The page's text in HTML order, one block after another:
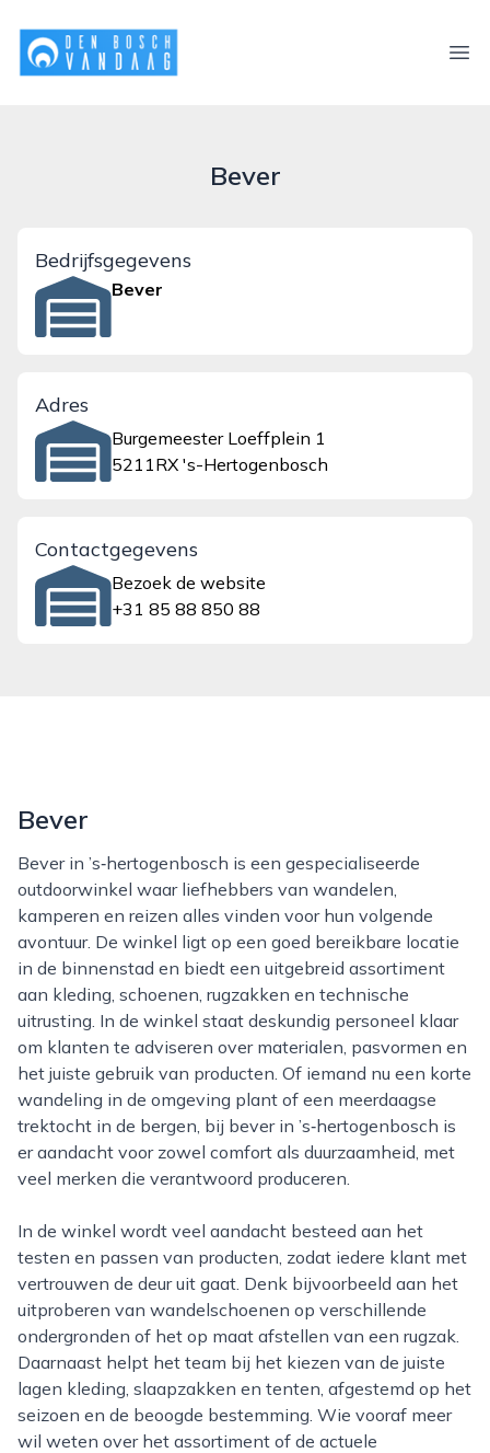
denboschvandaag.nl
Bever
Bedrijfsgegevens
Bever
Adres
Burgemeester Loeffplein 1
5211RX 's-Hertogenbosch
Contactgegevens
Bezoek de website
+31 85 88 850 88
Bever
Bever in ’s‑hertogenbosch is een gespecialiseerde
outdoorwinkel waar liefhebbers van wandelen,
kamperen en reizen alles vinden voor hun volgende
avontuur. De winkel ligt op een goed bereikbare locatie
in de binnenstad en biedt een uitgebreid assortiment
aan kleding, schoenen, rugzakken en technische
uitrusting. In de winkel staat deskundig personeel klaar
om klanten te adviseren over materialen, pasvormen en
het juiste gebruik van producten. Of iemand nu een korte
wandeling in de omgeving plant of een meerdaagse
trektocht in de bergen, bij bever in ’s‑hertogenbosch is
er aandacht voor zowel comfort als duurzaamheid, met
veel merken die verantwoord produceren.
In de winkel wordt veel aandacht besteed aan het
testen en passen van producten, zodat iedere klant met
vertrouwen de deur uit gaat. Denk bijvoorbeeld aan het
uitproberen van wandelschoenen op verschillende
ondergronden of het op maat afstellen van een rugzak.
Daarnaast helpt het team bij het kiezen van de juiste
lagen kleding, slaapzakken en tenten, afgestemd op het
seizoen en de beoogde bestemming. Wie vooraf meer
wil weten over het assortiment of de actuele